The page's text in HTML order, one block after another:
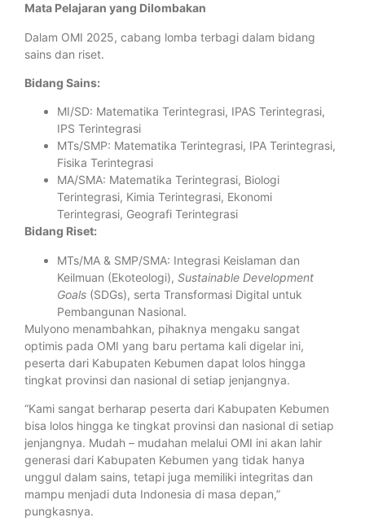
Mata Pelajaran yang Dilombakan
Dalam OMI 2025, cabang lomba terbagi dalam bidang
sains dan riset.
Bidang Sains:
MI/SD: Matematika Terintegrasi, IPAS Terintegrasi,
IPS Terintegrasi
MTs/SMP: Matematika Terintegrasi, IPA Terintegrasi,
Fisika Terintegrasi
MA/SMA: Matematika Terintegrasi, Biologi
Terintegrasi, Kimia Terintegrasi, Ekonomi
Terintegrasi, Geografi Terintegrasi
Bidang Riset:
MTs/MA & SMP/SMA: Integrasi Keislaman dan
Keilmuan (Ekoteologi), Sustainable Development
Goals (SDGs), serta Transformasi Digital untuk
Pembangunan Nasional.
Mulyono menambahkan, pihaknya mengaku sangat
optimis pada OMI yang baru pertama kali digelar ini,
peserta dari Kabupaten Kebumen dapat lolos hingga
tingkat provinsi dan nasional di setiap jenjangnya.
“Kami sangat berharap peserta dari Kabupaten Kebumen
bisa lolos hingga ke tingkat provinsi dan nasional di setiap
jenjangnya. Mudah – mudahan melalui OMI ini akan lahir
generasi dari Kabupaten Kebumen yang tidak hanya
unggul dalam sains, tetapi juga memiliki integritas dan
mampu menjadi duta Indonesia di masa depan,”
pungkasnya.